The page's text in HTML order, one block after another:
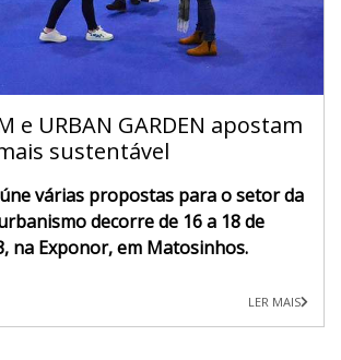
e URBAN GARDEN apostam
sustentável
várias propostas para o setor da
decorre de 16 a 18 de
na Exponor, em Matosinhos.
LER MAIS